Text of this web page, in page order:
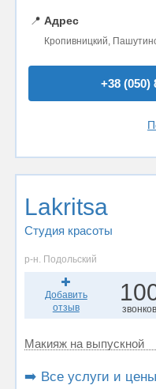
📍 Адрес
Кропивницкий,
+38 (050)
Lakritsa
Студия красоты
р-н. Подольский
Добавить
отзыв
звонков
Макияж на выпускной
➡️ Все услуги и